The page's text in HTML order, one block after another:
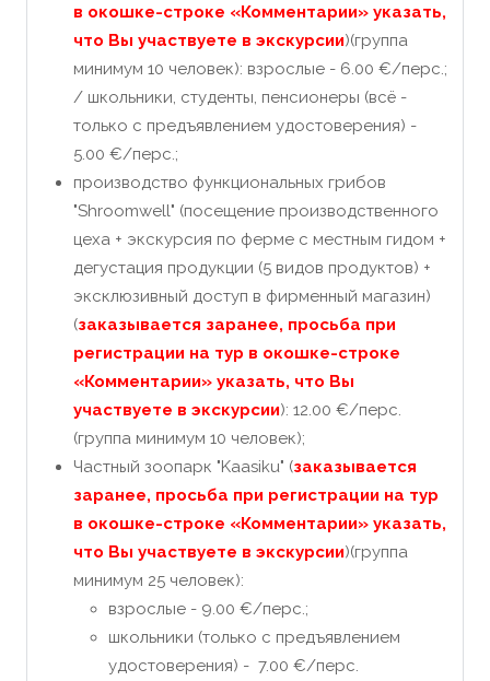
в окошке-строке «Комментарии» указать,
что Вы участвуете в экскурсии)(группа
минимум 10 человек): взрослые - 6.00 €/перс.;
/ школьники, студенты, пенсионеры (всё -
только с предъявлением удостоверения) -
5.00 €/перс.;
производство функциональных грибов
"Shroomwell" (посещение производственного
цеха + экскурсия по ферме с местным гидом +
дегустация продукции (5 видов продуктов) +
эксклюзивный доступ в фирменный магазин)
(заказывается заранее, просьба при
регистрации на тур в окошке-строке
«Комментарии» указать, что Вы
участвуете в экскурсии): 12.00 €/перс.
(группа минимум 10 человек);
Частный зоопарк "Kaasiku" (заказывается
заранее, просьба при регистрации на тур
в окошке-строке «Комментарии» указать,
что Вы участвуете в экскурсии)(группа
минимум 25 человек):
взрослые - 9.00 €/перс.;
школьники (только с предъявлением
удостоверения) - 7.00 €/перс.